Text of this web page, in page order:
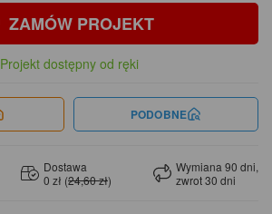
ZAMÓW PROJEKT
Projekt dostępny od ręki
PODOBNE
Dostawa
0 zł (24,60 zł)
Wymiana 90 dni,
zwrot 30 dni